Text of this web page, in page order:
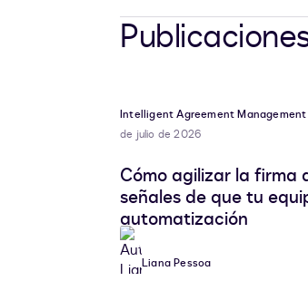
Intelligent Agreement Management
de julio de 2026
Cómo agilizar la firma
señales de que tu
automatización
Liana Pessoa